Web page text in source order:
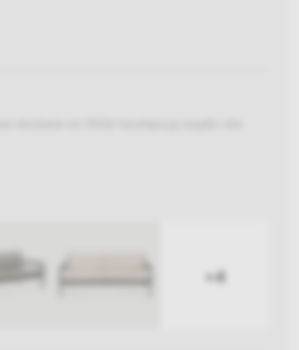
+4